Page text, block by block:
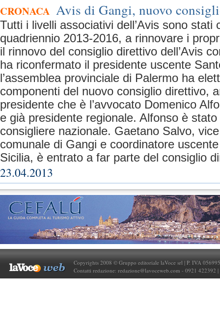
CRONACA Avis di Gangi, nuovo
Tutti i livelli associativi dell’Avis sono stati
quadriennio 2013-2016, a rinnovare i
il rinnovo del consiglio direttivo dell’Avis
ha riconfermato il presidente uscente
l’assemblea provinciale di Palermo ha
componenti del nuovo consiglio direttivo,
presidente che è l’avvocato Domenico
e già presidente regionale. Alfonso è
consigliere nazionale. Gaetano Salvo,
comunale di Gangi e coordinatore
Sicilia, è entrato a far parte del consiglio
23.04.2013
Copyrights 2008 © Gruppo editoriale laVoce srl | P. IVA
Contatti redazione: redazione@lavoceweb.com - 0921 422392 |